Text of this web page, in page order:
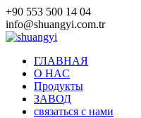
Skip
to
content
+90 553 500 14 04
info@shuangyi.com.tr
ГЛАВНАЯ
O HAC
Продукты
ЗАВОД
связаться с нами